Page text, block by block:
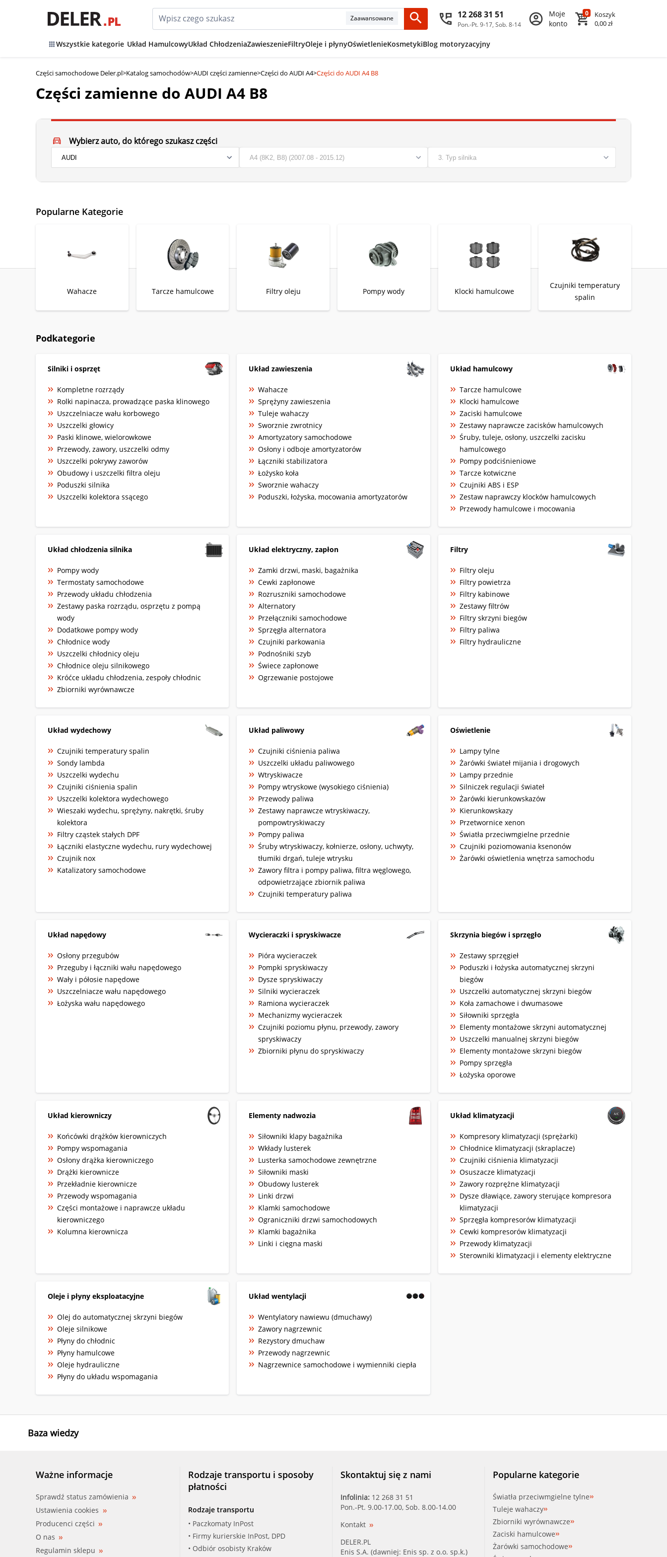
Zaawansowane 12 268 31 51
Pon.-Pt. 9-17, Sob. 8-14
Moje
konto
0
Koszyk
0,00 zł
Wszystkie kategorie Układ HamulcowyUkład ChłodzeniaZawieszenieFiltryOleje i płynyOświetlenieKosmetykiBlog motoryzacyjny
Części samochodowe Deler.pl>Katalog samochodów>AUDI części zamienne>Części do AUDI A4>Części do AUDI A4 B8
Części zamienne do AUDI A4 B8
Wybierz auto, do którego szukasz części
Popularne Kategorie
Wahacze Tarcze hamulcowe Filtry oleju Pompy wody Klocki hamulcowe
Czujniki temperatury
spalin
Podkategorie
Silniki i osprzęt
Kompletne rozrządy
Rolki napinacza, prowadzące paska klinowego
Uszczelniacze wału korbowego
Uszczelki głowicy
Paski klinowe, wielorowkowe
Przewody, zawory, uszczelki odmy
Uszczelki pokrywy zaworów
Obudowy i uszczelki filtra oleju
Poduszki silnika
Uszczelki kolektora ssącego
Układ zawieszenia
Wahacze
Sprężyny zawieszenia
Tuleje wahaczy
Sworznie zwrotnicy
Amortyzatory samochodowe
Osłony i odboje amortyzatorów
Łączniki stabilizatora
Łożysko koła
Sworznie wahaczy
Poduszki, łożyska, mocowania amortyzatorów
Układ hamulcowy
Tarcze hamulcowe
Klocki hamulcowe
Zaciski hamulcowe
Zestawy naprawcze zacisków hamulcowych
Śruby, tuleje, osłony, uszczelki zacisku
hamulcowego
Pompy podciśnieniowe
Tarcze kotwiczne
Czujniki ABS i ESP
Zestaw naprawczy klocków hamulcowych
Przewody hamulcowe i mocowania
Układ chłodzenia silnika
Pompy wody
Termostaty samochodowe
Przewody układu chłodzenia
Zestawy paska rozrządu, osprzętu z pompą
wody
Dodatkowe pompy wody
Chłodnice wody
Uszczelki chłodnicy oleju
Chłodnice oleju silnikowego
Króćce układu chłodzenia, zespoły chłodnic
Zbiorniki wyrównawcze
Układ elektryczny, zapłon
Zamki drzwi, maski, bagażnika
Cewki zapłonowe
Rozruszniki samochodowe
Alternatory
Przełączniki samochodowe
Sprzęgła alternatora
Czujniki parkowania
Podnośniki szyb
Świece zapłonowe
Ogrzewanie postojowe
Filtry
Filtry oleju
Filtry powietrza
Filtry kabinowe
Zestawy filtrów
Filtry skrzyni biegów
Filtry paliwa
Filtry hydrauliczne
Układ wydechowy
Czujniki temperatury spalin
Sondy lambda
Uszczelki wydechu
Czujniki ciśnienia spalin
Uszczelki kolektora wydechowego
Wieszaki wydechu, sprężyny, nakrętki, śruby
kolektora
Filtry cząstek stałych DPF
Łączniki elastyczne wydechu, rury wydechowej
Czujnik nox
Katalizatory samochodowe
Układ paliwowy
Czujniki ciśnienia paliwa
Uszczelki układu paliwowego
Wtryskiwacze
Pompy wtryskowe (wysokiego ciśnienia)
Przewody paliwa
Zestawy naprawcze wtryskiwaczy,
pompowtryskiwaczy
Pompy paliwa
Śruby wtryskiwaczy, kołnierze, osłony, uchwyty,
tłumiki drgań, tuleje wtrysku
Zawory filtra i pompy paliwa, filtra węglowego,
odpowietrzające zbiornik paliwa
Czujniki temperatury paliwa
Oświetlenie
Lampy tylne
Żarówki świateł mijania i drogowych
Lampy przednie
Silniczek regulacji świateł
Żarówki kierunkowskazów
Kierunkowskazy
Przetwornice xenon
Światła przeciwmgielne przednie
Czujniki poziomowania ksenonów
Żarówki oświetlenia wnętrza samochodu
Układ napędowy
Osłony przegubów
Przeguby i łączniki wału napędowego
Wały i półosie napędowe
Uszczelniacze wału napędowego
Łożyska wału napędowego
Wycieraczki i spryskiwacze
Pióra wycieraczek
Pompki spryskiwaczy
Dysze spryskiwaczy
Silniki wycieraczek
Ramiona wycieraczek
Mechanizmy wycieraczek
Czujniki poziomu płynu, przewody, zawory
spryskiwaczy
Zbiorniki płynu do spryskiwaczy
Skrzynia biegów i sprzęgło
Zestawy sprzęgieł
Poduszki i łożyska automatycznej skrzyni
biegów
Uszczelki automatycznej skrzyni biegów
Koła zamachowe i dwumasowe
Siłowniki sprzęgła
Elementy montażowe skrzyni automatycznej
Uszczelki manualnej skrzyni biegów
Elementy montażowe skrzyni biegów
Pompy sprzęgła
Łożyska oporowe
Układ kierowniczy
Końcówki drążków kierowniczych
Pompy wspomagania
Osłony drążka kierowniczego
Drążki kierownicze
Przekładnie kierownicze
Przewody wspomagania
Części montażowe i naprawcze układu
kierowniczego
Kolumna kierownicza
Elementy nadwozia
Siłowniki klapy bagażnika
Wkłady lusterek
Lusterka samochodowe zewnętrzne
Siłowniki maski
Obudowy lusterek
Linki drzwi
Klamki samochodowe
Ograniczniki drzwi samochodowych
Klamki bagażnika
Linki i cięgna maski
Układ klimatyzacji
Kompresory klimatyzacji (sprężarki)
Chłodnice klimatyzacji (skraplacze)
Czujniki ciśnienia klimatyzacji
Osuszacze klimatyzacji
Zawory rozprężne klimatyzacji
Dysze dławiące, zawory sterujące kompresora
klimatyzacji
Sprzęgła kompresorów klimatyzacji
Cewki kompresorów klimatyzacji
Przewody klimatyzacji
Sterowniki klimatyzacji i elementy elektryczne
Oleje i płyny eksploatacyjne
Olej do automatycznej skrzyni biegów
Oleje silnikowe
Płyny do chłodnic
Płyny hamulcowe
Oleje hydrauliczne
Płyny do układu wspomagania
Układ wentylacji
Wentylatory nawiewu (dmuchawy)
Zawory nagrzewnic
Rezystory dmuchaw
Przewody nagrzewnic
Nagrzewnice samochodowe i wymienniki ciepła
Baza wiedzy
Ważne informacje
Sprawdź status zamówienia
Ustawienia cookies
Producenci części
O nas
Regulamin sklepu
Rodzaje transportu i sposoby
płatności
Rodzaje transportu
• Paczkomaty InPost
• Firmy kurierskie InPost, DPD
• Odbiór osobisty Kraków
Skontaktuj się z nami
Infolinia: 12 268 31 51
Pon.-Pt. 9.00-17.00, Sob. 8.00-14.00
Kontakt
DELER.PL
Enis S.A. (dawniej: Enis sp. z o.o. sp.k.)
Popularne kategorie
Światła przeciwmgielne tylne
Tuleje wahaczy
Zbiorniki wyrównawcze
Zaciski hamulcowe
Żarówki samochodowe